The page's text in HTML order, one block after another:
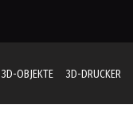
3D-OBJEKTE 3D-DRUCKER